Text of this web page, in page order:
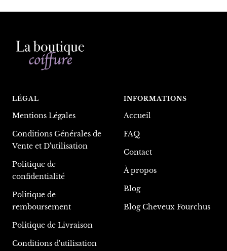
LÉGAL
Mentions Légales
Conditions Générales de
Vente et D'utilisation
Politique de
confidentialité
Politique de
remboursement
Politique de Livraison
Conditions d'utilisation
INFORMATIONS
Accueil
FAQ
Contact
À propos
Blog
Blog Cheveux Fourchus